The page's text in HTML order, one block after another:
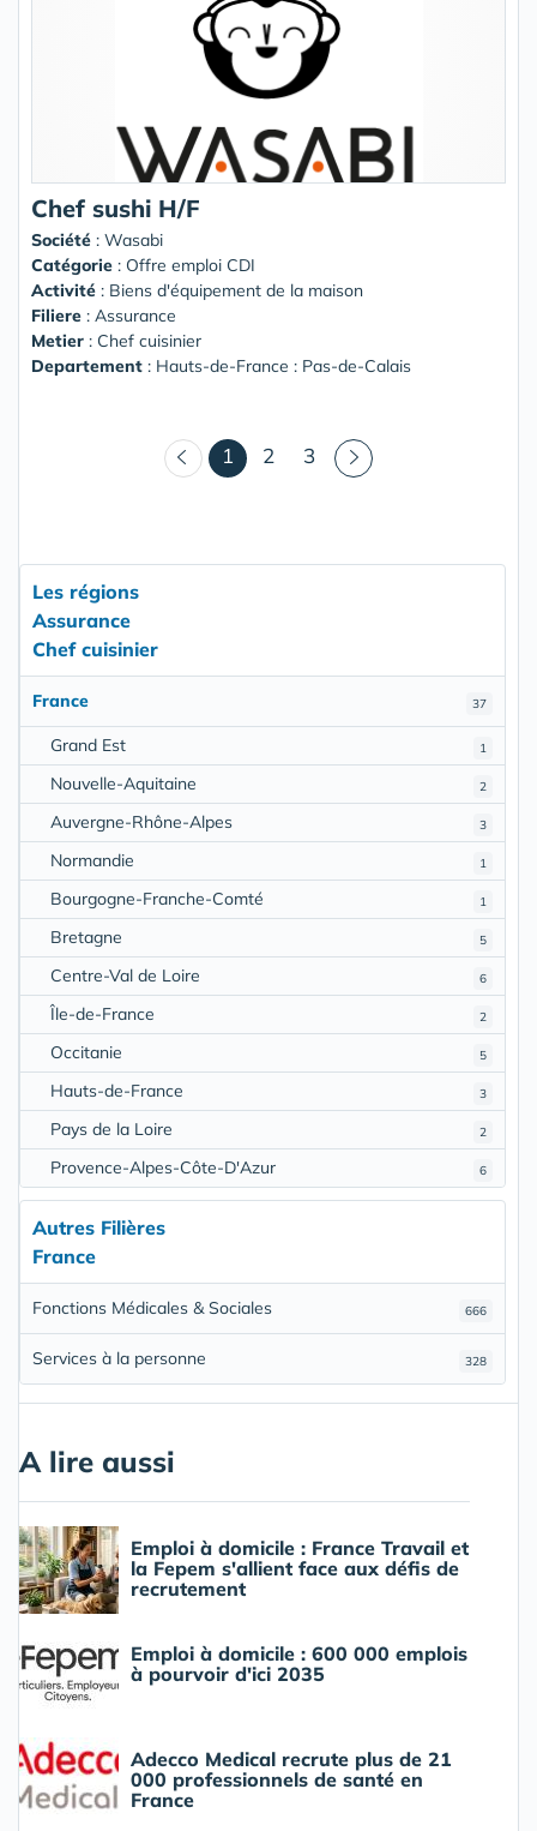
Chef sushi H/F
Société : Wasabi
Catégorie : Offre emploi CDI
Activité : Biens d'équipement de la maison
Filiere : Assurance
Metier : Chef cuisinier
Departement : Hauts-de-France : Pas-de-Calais
1 (courant)
2 3
Les régions
Assurance
Chef cuisinier
37
France
1
Grand Est
2
Nouvelle-Aquitaine
3
Auvergne-Rhône-Alpes
1
Normandie
1
Bourgogne-Franche-Comté
5
Bretagne
6
Centre-Val de Loire
2
Île-de-France
5
Occitanie
3
Hauts-de-France
2
Pays de la Loire
6
Provence-Alpes-Côte-D'Azur
Autres Filières
France
666
Fonctions Médicales & Sociales
328
Services à la personne
A lire aussi
Emploi à domicile : France Travail et
la Fepem s'allient face aux défis de
recrutement
Emploi à domicile : 600 000 emplois
à pourvoir d'ici 2035
Adecco Medical recrute plus de 21
000 professionnels de santé en
France